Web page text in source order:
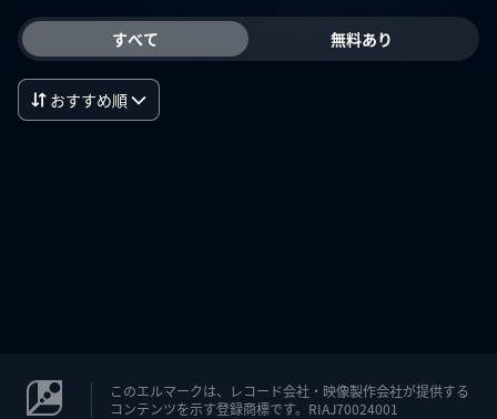
すべて 無料あり
おすすめ順
このエルマークは、レコード会社・映像製作会社が提供する
コンテンツを示す登録商標です。RIAJ70024001